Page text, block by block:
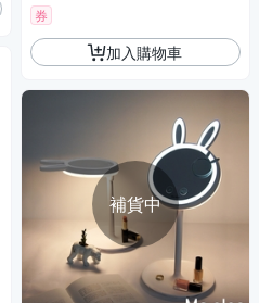
券
加入購物車
補貨中